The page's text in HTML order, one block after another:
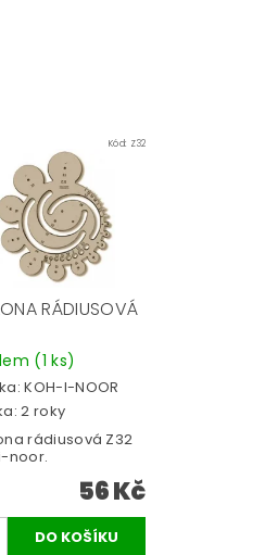
Kód: Z32
RÁDIUSOVÁ
(1 ks)
KOH-I-NOOR
2 roky
rádiusová Z32
noor.
56 Kč